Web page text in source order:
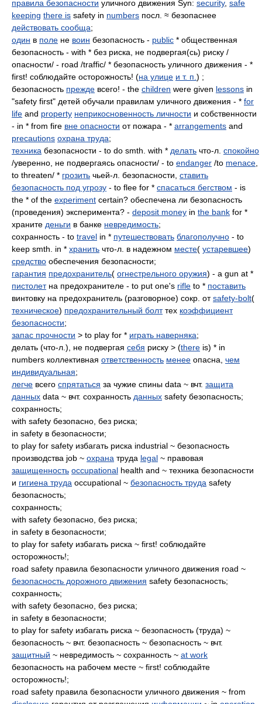
правила безопасности уличного движения Syn: security, safe
keeping there is safety in numbers посл. ≈ безопаснее
действовать сообща;
один в поле не воин безопасность - public * общественная
безопасность - with * без риска, не подвергая(сь) риску /
опасности/ - road /traffic/ * безопасность уличного движения - *
first! соблюдайте осторожность! (на улице и т. п. ) ;
безопасность прежде всего! - the children were given lessons in
"safety first" детей обучали правилам уличного движения - * for
life and property неприкосновенность личности и собственности
- in * from fire вне опасности от пожара - * arrangements and
precautions охрана труда;
техника безопасности - to do smth. with * делать что-л. спокойно
/уверенно, не подвергаясь опасности/ - to endanger /to menace
to threaten/ * грозить чьей-л. безопасности, ставить
безопасность под угрозу - to flee for * спасаться бегством - is
the * of the experiment certain? обеспечена ли безопасность
(проведения) эксперимента? - deposit money in the bank for *
храните деньги в банке невредимость;
сохранность - to travel in * путешествовать благополучно - to
keep smth. in * хранить что-л. в надежном месте( устаревшее)
средство обеспечения безопасности;
гарантия предохранитель( огнестрельного оружия) - a gun at *
пистолетна предохранителе - to put one's rifle to * поставить
винтовку на предохранитель (разговорное) сокр. отsafety-bolt(
техническое) предохранительный болттех коэффициент
безопасности;
запас прочности > to play for * играть наверняка;
делать (что-л.), не подвергая себя риску > (there is) * in
numbers коллективная ответственность менее опасна, чем
индивидуальная;
легче всего спрятаться за чужие спины data ~ вчт. защита
данных data ~ вчт. сохранность данных safety безопасность;
сохранность;
with safety безопасно, без риска;
in safety в безопасности;
to play for safety избагать риска industrial ~ безопасность
производства job ~ охрана труда legal ~ правовая
защищенность occupational health and ~ техника безопасности
и гигиена труда occupational ~ безопасность труда safety
безопасность;
сохранность;
with safety безопасно, без риска;
in safety в безопасности;
to play for safety избагать риска ~ first! соблюдайте
осторожность!;
road safety правила безопасности уличного движения road ~
безопасность дорожного движения safety безопасность;
сохранность;
with safety безопасно, без риска;
in safety в безопасности;
to play for safety избагать риска ~ безопасность (труда) ~
безопасность ~ вчт. безопасность ~ безопасность ~ вчт.
защитный ~ невредимость ~ сохранность ~ at work
безопасность на рабочем месте ~ first! соблюдайте
осторожность!;
road safety правила безопасности уличного движения ~ from